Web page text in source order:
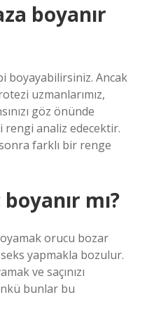
boyanır
boyayabilirsiniz. Ancak
uzmanlarımız,
göz önünde
analiz edecektir.
farklı bir renge
mı?
orucu bozar
seks yapmakla bozulur.
ve saçınızı
bunlar bu